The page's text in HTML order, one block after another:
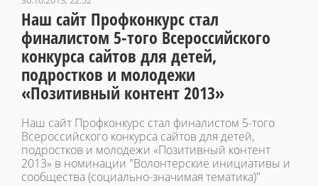
Наш сайт Профконкурс стал
финалистом 5-того Всероссийского
конкурса сайтов для детей,
подростков и молодежи
«Позитивный контент 2013»
Наш сайт Профконкурс стал финалистом 5-того
Всероссийского конкурса сайтов для детей,
подростков и молодежи «Позитивный контент
2013» в номинации "Волонтерские инициативы и
сообщества (социально-значимая тематика)"